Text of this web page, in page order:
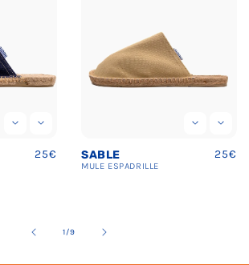
Prix
habituel
25€
MULE ESPADRILLE
BEIGE
Prix
25€
2/de
9